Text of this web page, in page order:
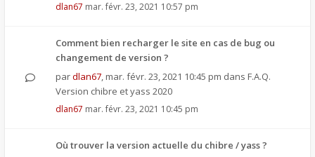
dlan67 mar. févr. 23, 2021 10:57 pm
Comment bien recharger le site en cas de bug ou
changement de version ?
pardlan67, mar. févr. 23, 2021 10:45 pm dans F.A.Q.
Version chibre et yass 2020
dlan67 mar. févr. 23, 2021 10:45 pm
Où trouver la version actuelle du chibre / yass ?